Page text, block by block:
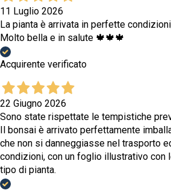
11 Luglio 2026
La pianta è arrivata in perfette
Molto bella e in salute 🍁🍁🍁
Acquirente verificato
22 Giugno 2026
Sono state rispettate le tempistiche
Il bonsai è arrivato perfettamente
che non si danneggiasse nel trasporto
condizioni, con un foglio illustrativo con
tipo di pianta.